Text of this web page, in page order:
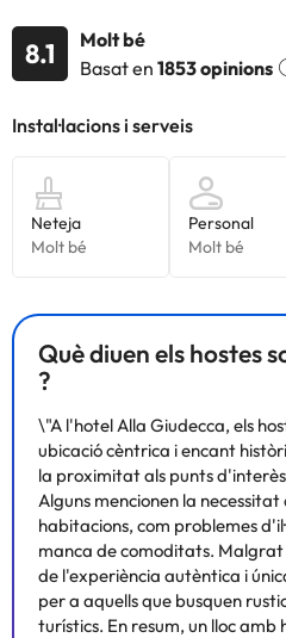
8.1
Molt bé
Basat en 1853 opinions
Què diuen els hostes
?
\"A l'hotel Alla Giudecca, els
ubicació cèntrica i encant
la proximitat als punts
Alguns mencionen la necessitat
habitacions, com problemes
manca de comoditats.
de l'experiència autèntica i
per a aquells que busquen
turístics. En resum, un lloc